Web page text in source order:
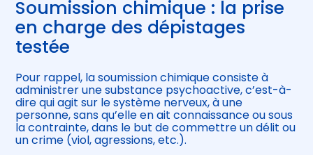
Soumission chimique : la prise
en charge des dépistages
testée
Pour rappel, la soumission chimique consiste à
administrer une substance psychoactive, c’est-à-
dire qui agit sur le système nerveux, à une
personne, sans qu’elle en ait connaissance ou sous
la contrainte, dans le but de commettre un délit ou
un crime (viol, agressions, etc.).